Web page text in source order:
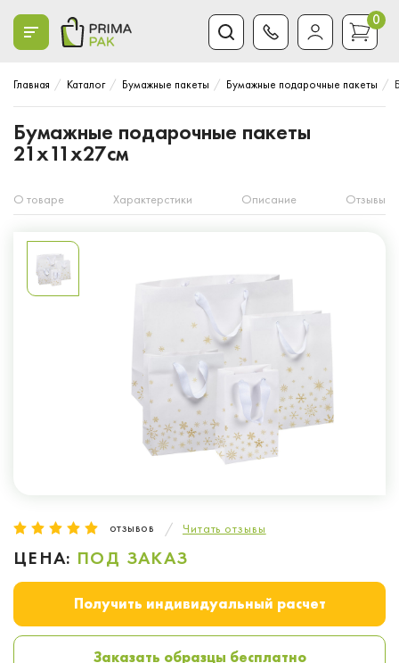
0
Главная Каталог Бумажные пакеты Бумажные подарочные пакеты
Бумажные подарочные пакеты
21x11x27см
О товаре Характерстики Описание Отзывы
отзывов Читать отзывы
ЦЕНА: ПОД ЗАКАЗ
Получить индивидуальный расчет
Заказать образцы бесплатно